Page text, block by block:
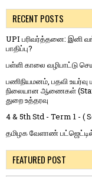
RECENT POSTS
UPI பரிவர்த்தனை: இனி
பாதிப்பு?
பள்ளி காலை வழிபாட்டு
பணிநியமனம், பதவி
நிலையான ஆணைகள்
துறை உத்தரவு
4 & 5th Std - Term 1 - (
தமிழக வேளாண்
FEATURED POST